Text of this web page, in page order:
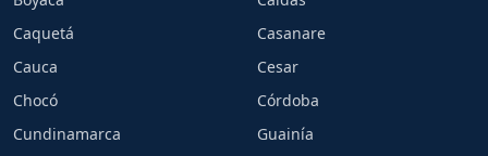
Caquetá
Casanare
Cauca
Cesar
Chocó
Córdoba
Cundinamarca
Guainía